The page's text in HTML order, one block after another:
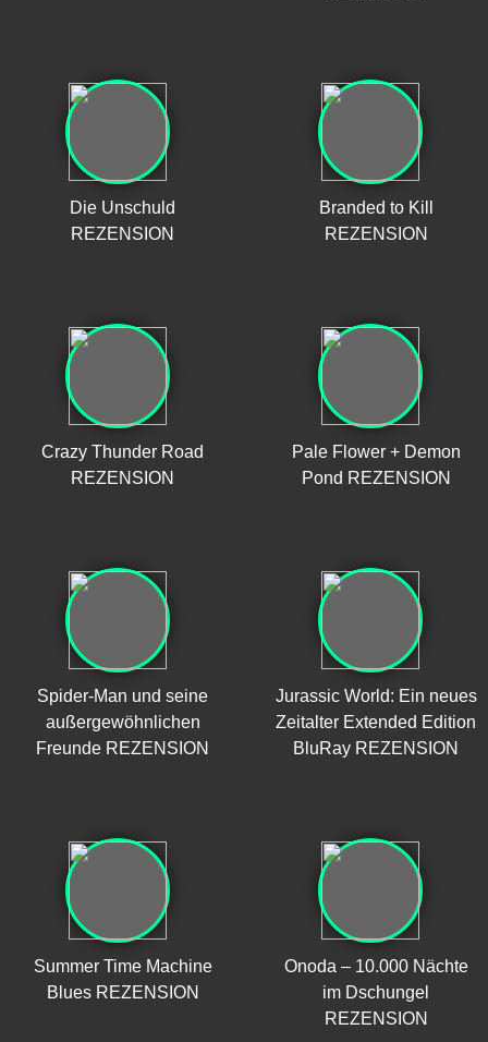
Die Unschuld
REZENSION
Branded to Kill
REZENSION
Crazy Thunder Road
REZENSION
Pale Flower + Demon
Pond REZENSION
Spider-Man und seine
außergewöhnlichen
Freunde REZENSION
Jurassic World: Ein neues
Zeitalter Extended Edition
BluRay REZENSION
Summer Time Machine
Blues REZENSION
Onoda – 10.000 Nächte
im Dschungel
REZENSION